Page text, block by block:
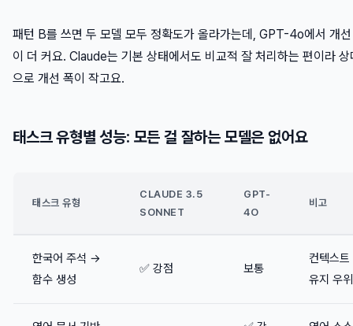
패턴 B를 쓰면 두 모델 모두 정확도가 올라가는데, GPT-4o에서 개
이 더 커요. Claude는 기본 상태에서도 비교적 잘 처리하는 편이라 상
으로 개선 폭이 작고요.
태스크 유형별 성능: 모든 걸 잘하는 모델은 없어요
태스크 유형
CLAUDE 3.5
SONNET
GPT-
4O
비고
한국어 주석 →
함수 생성
✅ 강점 보통
컨텍스트
유지 우위